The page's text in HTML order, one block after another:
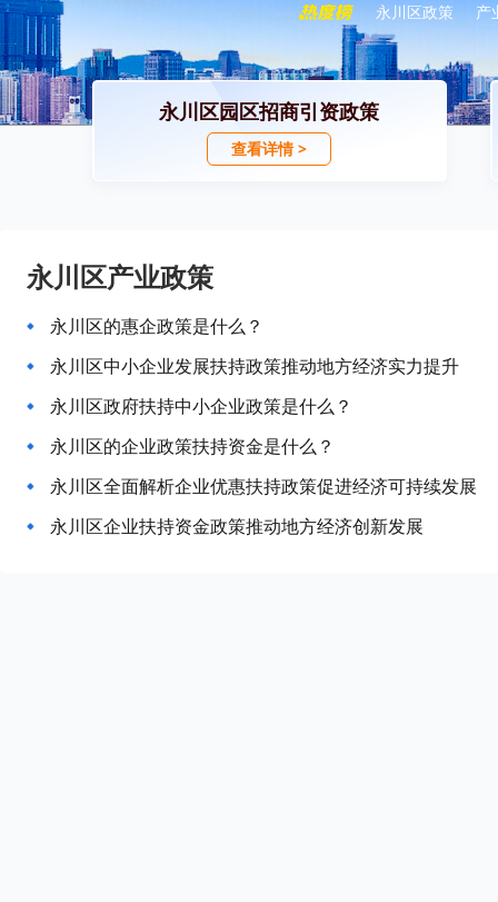
永川区政策 产
永川区园区招商引资政策
查看详情 >
永川区产业政策
永川区的惠企政策是什么？
永川区中小企业发展扶持政策推动地方经济实力提升
永川区政府扶持中小企业政策是什么？
永川区的企业政策扶持资金是什么？
永川区全面解析企业优惠扶持政策促进经济可持续发展
永川区企业扶持资金政策推动地方经济创新发展